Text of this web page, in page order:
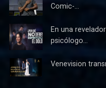
Comic-...
En una
psicólogo...
Venevision